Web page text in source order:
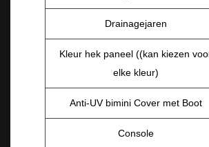
Drainagejaren
Kleur hek paneel ((kan kiezen
elke kleur)
Anti-UV bimini Cover met Boot
Console